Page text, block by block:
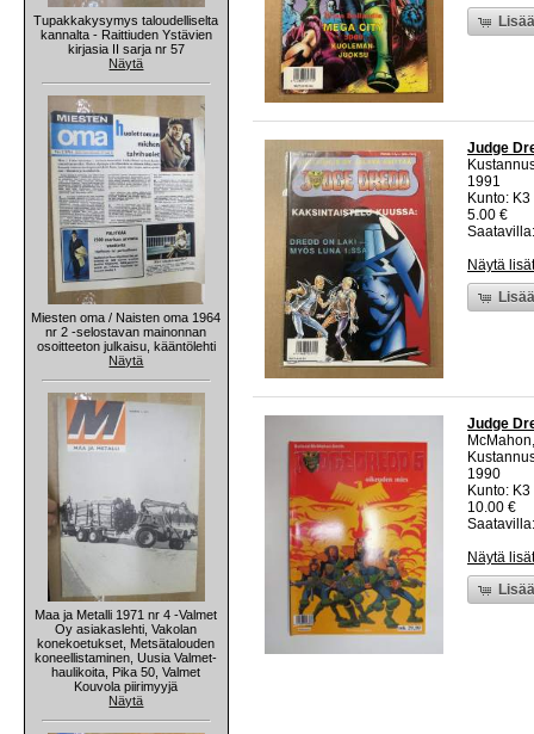
Tupakkakysymys taloudelliselta
kannalta - Raittiuden Ystävien
kirjasia II sarja nr 57
Näytä
Miesten oma / Naisten oma 1964
nr 2 -selostavan mainonnan
osoitteeton julkaisu, kääntölehti
Näytä
Maa ja Metalli 1971 nr 4 -Valmet
Oy asiakaslehti, Vakolan
konekoetukset, Metsätalouden
koneellistaminen, Uusia Valmet-
haulikoita, Pika 50, Valmet
Kouvola piirimyyjä
Näytä
Judge
1991
Kunto:
5.00 €
Näytä
Judge
1990
Kunto:
10.00 €
Näytä